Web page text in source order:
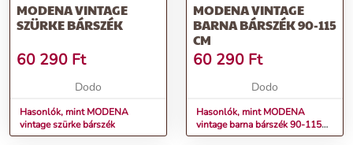
MODENA VINTAGE
SZÜRKE BÁRSZÉK
60 290 Ft
Dodo
Hasonlók, mint MODENA
vintage szürke bárszék
MODENA VINTAGE
BARNA BÁRSZÉK 90-115
CM
60 290 Ft
Dodo
Hasonlók, mint MODENA
vintage barna bárszék 90-115
cm